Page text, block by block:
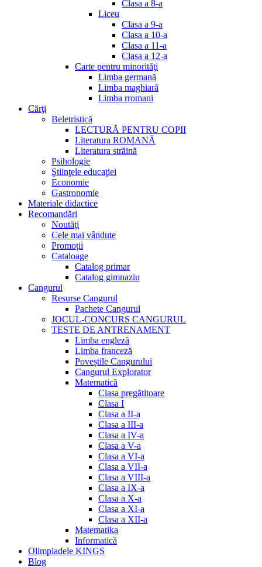
Clasa a 8-a
Liceu
Clasa a 9-a
Clasa a 10-a
Clasa a 11-a
Clasa a 12-a
Carte pentru minorităţi
Limba germană
Limba maghiară
Limba rromani
Cărţi
Beletristică
LECTURĂ PENTRU COPII
Literatura ROMANĂ
Literatura străină
Psihologie
Ştiinţele educaţiei
Economie
Gastronomie
Materiale didactice
Recomandări
Noutăţi
Cele mai vândute
Promoții
Cataloage
Catalog primar
Catalog gimnaziu
Cangurul
Resurse Cangurul
Pachete Cangurul
JOCUL-CONCURS CANGURUL
TESTE DE ANTRENAMENT
Limba engleză
Limba franceză
Poveștile Cangurului
Cangurul Explorator
Matematică
Clasa pregătitoare
Clasa I
Clasa a II-a
Clasa a III-a
Clasa a IV-a
Clasa a V-a
Clasa a VI-a
Clasa a VII-a
Clasa a VIII-a
Clasa a IX-a
Clasa a X-a
Clasa a XI-a
Clasa a XII-a
Matematika
Informatică
Olimpiadele KINGS
Blog